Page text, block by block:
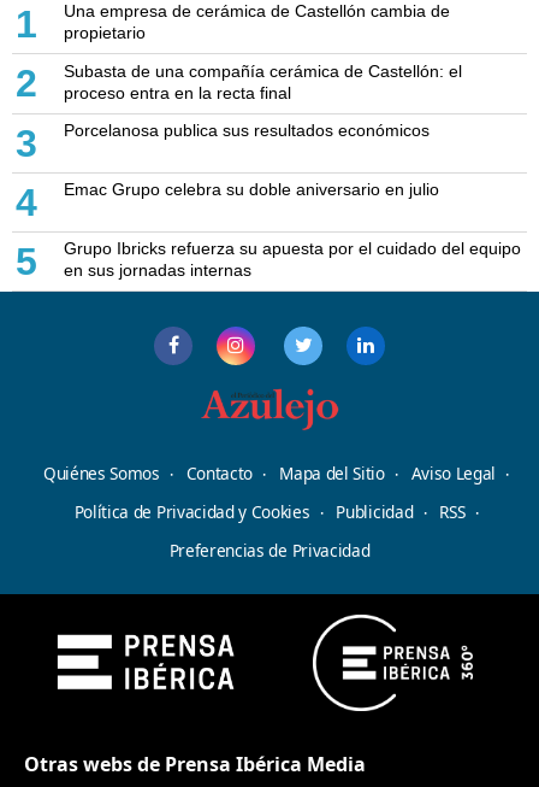
1
Una empresa de cerámica de Castellón cambia de
propietario
2
Subasta de una compañía cerámica de Castellón: el
proceso entra en la recta final
3 Porcelanosa publica sus resultados económicos
4 Emac Grupo celebra su doble aniversario en julio
5
Grupo Ibricks refuerza su apuesta por el cuidado del equipo
en sus jornadas internas
Quiénes Somos Contacto Mapa del Sitio
Aviso Legal
Política de Privacidad y Cookies
Publicidad
RSS
Preferencias de Privacidad
Otras webs de Prensa Ibérica Media